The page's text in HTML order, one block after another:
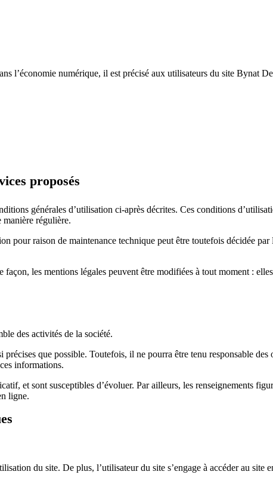
l’économie numérique, il est précisé aux utilisateurs du site Bynat
proposés
générales d’utilisation ci-après décrites. Ces conditions
régulière.
pour raison de maintenance technique peut être toutefois décidée
les mentions légales peuvent être modifiées à tout moment :
des activités de la société.
que possible. Toutefois, il ne pourra être tenu responsable des
informations.
et sont susceptibles d’évoluer. Par ailleurs, les renseignements
ligne.
du site. De plus, l’utilisateur du site s’engage à accéder au